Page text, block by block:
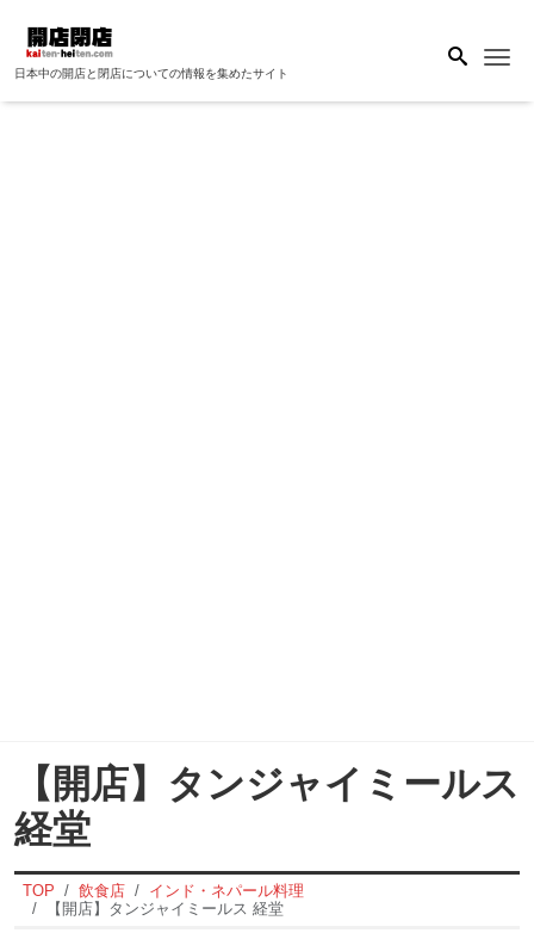
日本中の開店と閉店についての情報を集めたサイト
【開店】タンジャイミールス
経堂
TOP 飲食店
インド・ネパール料理
【開店】タンジャイミールス 経堂